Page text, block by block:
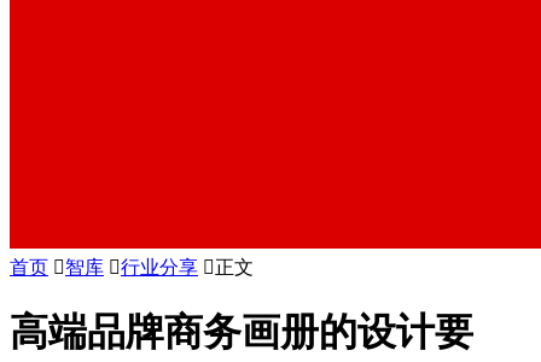
首页 智库 行业分享 正文
高端品牌商务画册的设计要